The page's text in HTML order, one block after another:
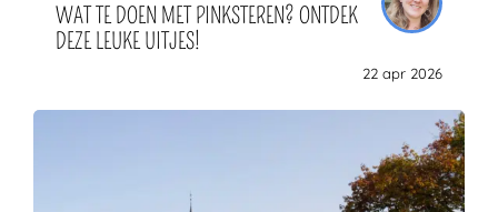
WAT TE DOEN MET PINKSTEREN? ONTDEK
DEZE LEUKE UITJES!
22 apr 2026